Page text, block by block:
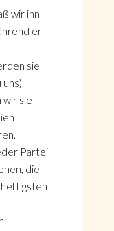
wir ihn
er
sie
wir sie
Partei
die
heftigsten